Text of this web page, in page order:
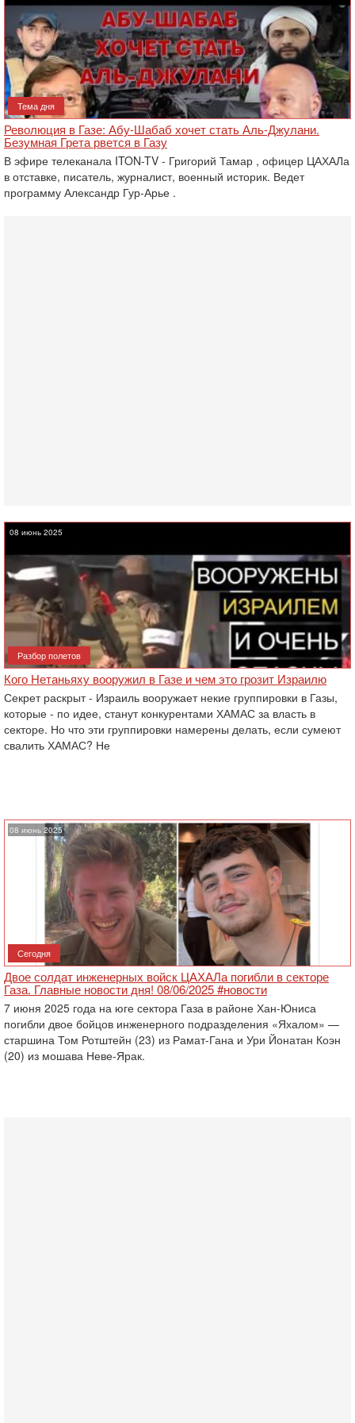
Тема дня
Революция в Газе: Абу-Шабаб хочет стать Аль-Джулани.
Безумная Грета рвется в Газу
В эфире телеканала ITON-TV - Григорий Тамар , офицер ЦАХАЛа
в отставке, писатель, журналист, военный историк. Ведет
программу Александр Гур-Арье .
08 июнь 2025
Разбор полетов
Кого Нетаньяху вооружил в Газе и чем это грозит Израилю
Секрет раскрыт - Израиль вооружает некие группировки в Газы,
которые - по идее, станут конкурентами ХАМАС за власть в
секторе. Но что эти группировки намерены делать, если сумеют
свалить ХАМАС? Не
08 июнь 2025
Сегодня
Двое солдат инженерных войск ЦАХАЛа погибли в секторе
Газа. Главные новости дня! 08/06/2025 #новости
7 июня 2025 года на юге сектора Газа в районе Хан-Юниса
погибли двое бойцов инженерного подразделения «Яхалом» —
старшина Том Ротштейн (23) из Рамат-Гана и Ури Йонатан Коэн
(20) из мошава Неве-Ярак.